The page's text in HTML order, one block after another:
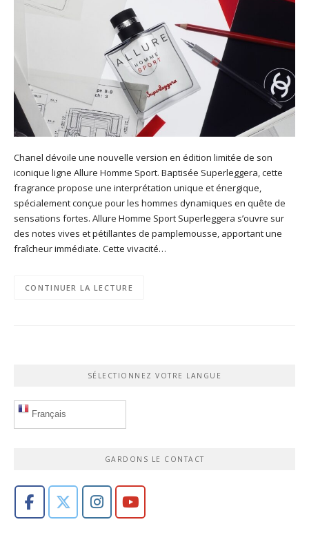
Chanel dévoile une nouvelle version en édition limitée de son
iconique ligne Allure Homme Sport. Baptisée Superleggera, cette
fragrance propose une interprétation unique et énergique,
spécialement conçue pour les hommes dynamiques en quête de
sensations fortes. Allure Homme Sport Superleggera s’ouvre sur
des notes vives et pétillantes de pamplemousse, apportant une
fraîcheur immédiate. Cette vivacité…
CONTINUER LA LECTURE
SÉLECTIONNEZ VOTRE LANGUE
Français
GARDONS LE CONTACT